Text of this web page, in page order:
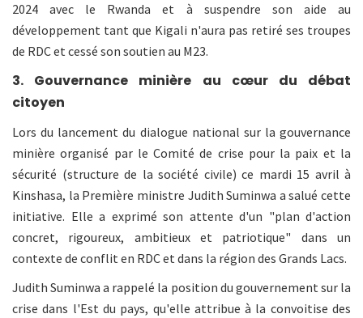
2024 avec le Rwanda et à suspendre son aide au
développement tant que Kigali n'aura pas retiré ses troupes
de RDC et cessé son soutien au M23.
3. Gouvernance minière au cœur du débat
citoyen
Lors du lancement du dialogue national sur la gouvernance
minière organisé par le Comité de crise pour la paix et la
sécurité (structure de la société civile) ce mardi 15 avril à
Kinshasa, la Première ministre Judith Suminwa a salué cette
initiative. Elle a exprimé son attente d'un "plan d'action
concret, rigoureux, ambitieux et patriotique" dans un
contexte de conflit en RDC et dans la région des Grands Lacs.
Judith Suminwa a rappelé la position du gouvernement sur la
crise dans l'Est du pays, qu'elle attribue à la convoitise des